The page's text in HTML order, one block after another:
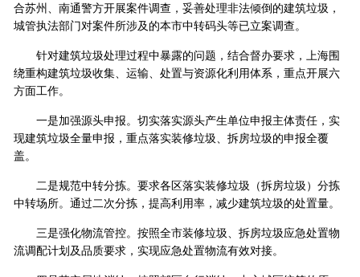
合苏州、南通警方开展案件调查，妥善处理非法倾倒的建筑垃圾，
城管执法部门对案件所涉及的本市中转码头等已立案调查。
针对建筑垃圾处理过程中暴露的问题，结合督办要求，上海围
绕重构建筑垃圾收集、运输、处置与资源化利用体系，重点开展六
方面工作。
一是加强源头申报。切实落实源头产生单位申报主体责任，实
现建筑垃圾全量申报，重点落实装修垃圾、拆房垃圾的申报全覆
盖。
二是规范中转分拣。要求各区落实装修垃圾（拆房垃圾）分拣
中转场所。通过二次分拣，提高利用率，减少建筑垃圾的处置量。
三是强化物流管控。按照全市装修垃圾、拆房垃圾应急处置物
流调配计划及品质要求，实现应急处置物流有效对接。